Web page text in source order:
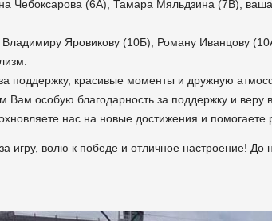
Чебоксарова (6А), Тамара Мяльдзина (7В),
Владимиру Яровикову (10Б), Роману Иванцову
поддержку, красивые моменты и дружную
особую благодарность за поддержку и веру
нас на новые достижения и помогаете
игру, волю к победе и отличное настроение! До